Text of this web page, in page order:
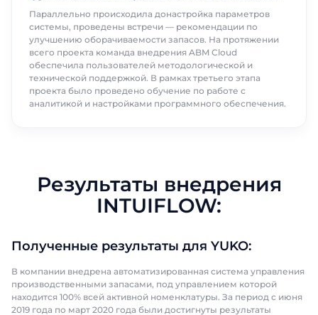
Имя
Телефон
Мы ценим, что вы заинтересовались
именно нашими продуктами. Один из
наших сотрудников свяжется с вами в
Параллельно происходила донастройка параметров
системы, проведены встречи — рекомендации по
улучшению оборачиваемости запасов. На протяжении
всего проекта команда внедрения ABM Cloud
обеспечила пользователей методологической и
технической поддержкой. В рамках третьего этапа
проекта было проведено обучение по работе с
аналитикой и настройками программного обеспечения.
Результаты внедрения
INTUIFLOW:
Полученные результаты для YUKO:
В компании внедрена автоматизированная система управления
производственными запасами, под управлением которой
находится 100% всей активной номенклатуры. За период с июня
2019 года по март 2020 года были достигнуты результаты
Имя
Телефон
Спасибо за обращение.
Мы ценим ваш интерес к нашим
продуктам. Менеджер от ABM Cloud
Заказать звонок
сегодня
Имя
Спасибо за обращение.
Мы ценим, что вы заинтересовались
именно нашими продуктами. Один из
Спасибо за обращение.
Мы ценим, что вы заинтересовались
именно нашими продуктами. Один из